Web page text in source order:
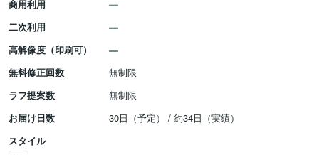
商用利用
二次利用
高解像度（印刷可）
無料修正回数
無制限
ラフ提案数
無制限
お届け日数
30日（予定） / 約34日（実績）
スタイル